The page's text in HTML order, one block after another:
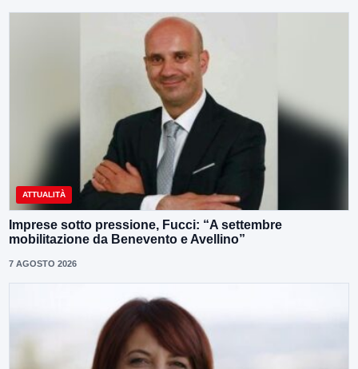
ATTUALITÀ
Imprese sotto pressione, Fucci: “A settembre
mobilitazione da Benevento e Avellino”
7 AGOSTO 2026